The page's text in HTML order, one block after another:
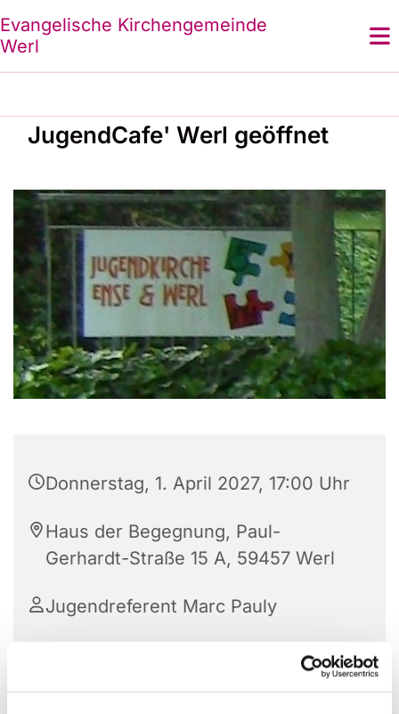
Evangelische Kirchengemeinde
Werl
JugendCafe' Werl geöffnet
Donnerstag, 1. April 2027, 17:00 Uhr
Haus der Begegnung, Paul-
Gerhardt-Straße 15 A, 59457 Werl
Jugendreferent Marc Pauly